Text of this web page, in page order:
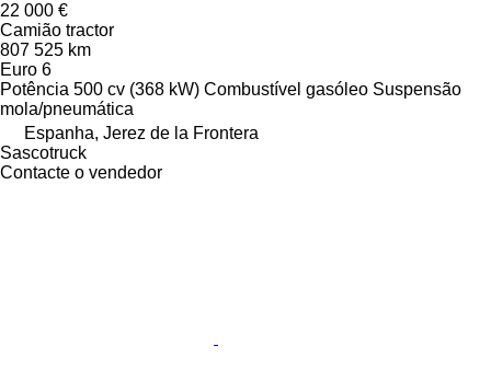
22 000 €
Camião tractor
807 525 km
Euro 6
Potência 500 cv (368 kW) Combustível gasóleo Suspensão
mola/pneumática
Espanha, Jerez de la Frontera
Sascotruck
Contacte o vendedor